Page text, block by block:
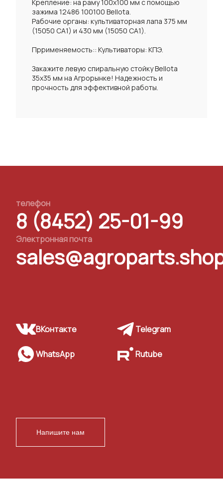
Крепление: на раму 100x100 мм с помощью
зажима 12486 100100 Bellota.
Рабочие органы: культиваторная лапа 375 мм
(15050 СА1) и 430 мм (15050 СА1).
Пррименяемость:: Культиваторы: КПЭ.
Закажите левую спиральную стойку Bellota
35x35 мм на Агрорынке! Надежность и
прочность для эффективной работы.
телефон
8 (8452) 25-01-99
Электронная почта
ВКонтакте Telegram
WhatsApp Rutube
Напишите нам